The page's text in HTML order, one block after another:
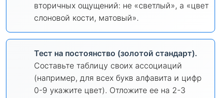
вторичных ощущений: не «светлый», а «цвет
слоновой кости, матовый».
Тест на постоянство (золотой стандарт).
Составьте таблицу своих ассоциаций
(например, для всех букв алфавита и цифр
0-9 укажите цвет). Отложите ее на 2-3